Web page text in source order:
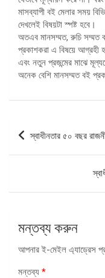
মাসব্যাপী বই মেলার সময়
দেখলেই বিষয়টা স্পষ্ট হবে।
অতএব মানসম্মত, রুচি সম্মত
প্রকাশকরা এ বিষয়ে আগ্রহী
এবং নতুন প্রজন্মের মাঝে
অনেক বেশি মানসম্মত বই
পোস্ট
ন্যাভিগেশন
স্বাধীনতার ৫০ বছর
মন্তব্য করুন
আপনার ই-মেইল এ্যাড্রেস
মন্তব্য *